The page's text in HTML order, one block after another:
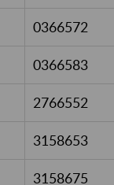
0366572
0366583
2766552
3158653
3158675